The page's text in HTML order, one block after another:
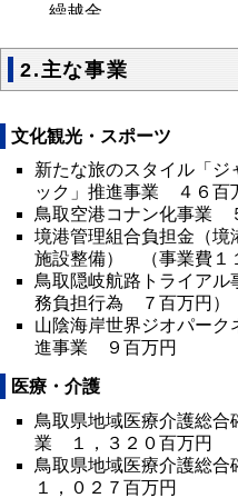
繰越金
2.主な事業
文化観光・スポーツ
新たな旅のスタイル「ジ
ック」推進事業 ４６百
鳥取空港コナン化事業
境港管理組合負担金（境
施設整備） （事業費１
鳥取隠岐航路トライア
務負担行為 ７百万円）
山陰海岸世界ジオパーク
進事業 ９百万円
医療・介護
鳥取県地域医療介護総合
業 １，３２０百万円
鳥取県地域医療介護総
１，０２７百万円